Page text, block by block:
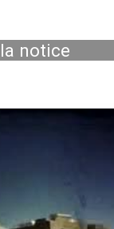
notice